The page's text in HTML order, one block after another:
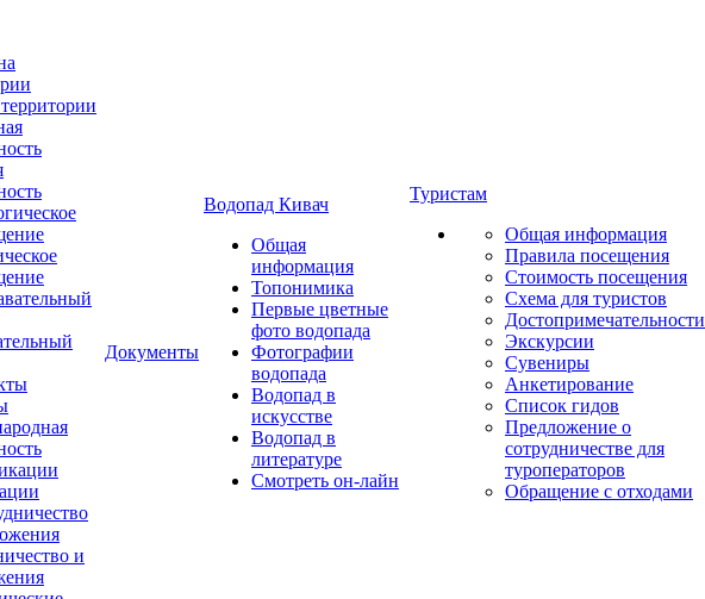
и
Документы
Водопад Кивач
Общая
информация
Топонимика
Первые цветные
фото водопада
Фотографии
водопада
Водопад в
искусстве
Водопад в
литературе
Смотреть он-лайн
Туристам
Общая информация
Правила посещения
Стоимость посещения
Схема для туристов
Достопримечательности
Экскурсии
Сувениры
Анкетирование
Список гидов
Предложение о
сотрудничестве для
туроператоров
Обращение с отходами